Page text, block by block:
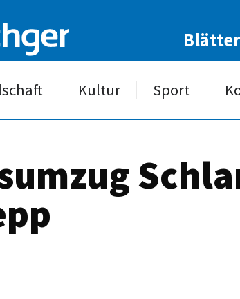
Kultur Sport